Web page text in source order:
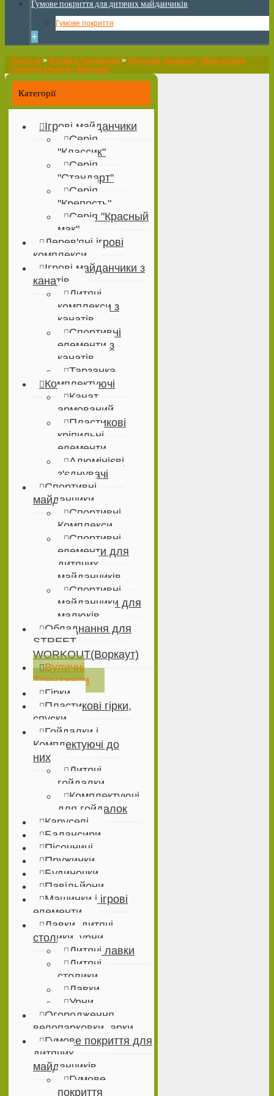
Гумове покриття для дитячих майданчиків
Гумове покриття
+
Початок > Вуличні Тренажери > Уличный тренажер "Жим ногами
горизонтальный - Маятник"
Категорії
Ігрові майданчики
Серія
"Классик"
Серія
"Стандарт"
Серія
"Крепость"
Серія "Красный
мак"
Дерев'яні ігрові
комплекси
Ігрові майданчики з
канатів
Дитячі
комплекси з
канатів
Спортивні
елементи з
канатів
Тарзанка
Комплектуючі
Канат
армований
Пластикові
кріпильні
елементи
Алюмінієві
з'єднувачі
Спортивні
майданчики
Спортивні
Комплекси
Спортивні
елементи для
дитячих
майданчиків
Спортивні
майданчики для
малюків
Обладнання для
STREET
WORKOUT(Воркаут)
Вуличні
Тренажери
Гірки
Пластикові гірки,
спуски
Гойдалки і
Комплектуючі до
них
Дитячі
гойдалки
Комплектуючі
для гойдалок
Каруселі
Балансири
Пісочниці
Пружинки
Будиночки
Павільйони
Машинки і ігрові
елементи
Лавки, дитячі
столики, урни
Дитячі лавки
Дитячі
столики
Лавки
Урни
Огородження,
велопарковки, арки
Гумове покриття для
дитячих
майданчиків
Гумове
покриття